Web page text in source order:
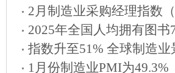
2月制造业采购经理指数
2025年全国人均拥有图书
指数升至51% 全球制造业
1月份制造业PMI为49.3%